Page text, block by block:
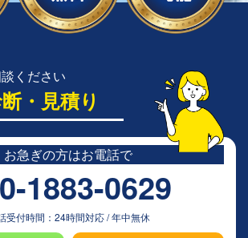
ください
・見積り
お急ぎの方はお電話で
1883-0629
受付時間： 24時間対応/年中無休